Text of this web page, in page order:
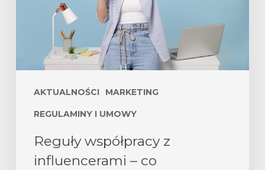
AKTUALNOŚCI MARKETING
REGULAMINY I UMOWY
Reguły współpracy z
influencerami – co